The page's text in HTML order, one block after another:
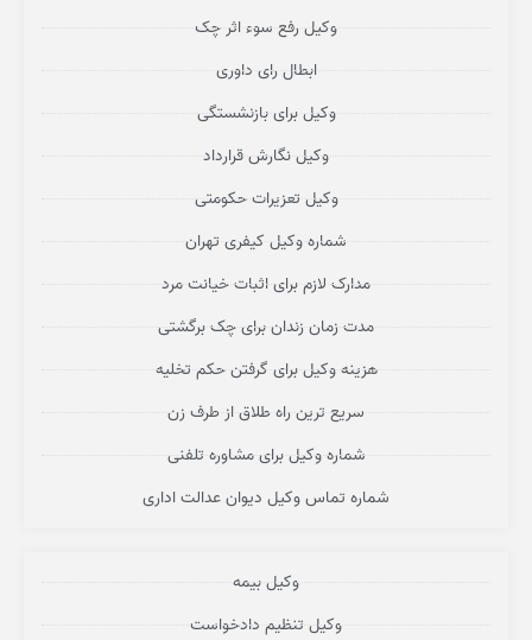
وکیل رفع سوء اثر چک
ابطال رای داوری
وکیل برای بازنشستگی
وکیل نگارش قرارداد
وکیل تعزیرات حکومتی
شماره وکیل کیفری تهران
مدارک لازم برای اثبات خیانت مرد
مدت زمان زندان برای چک برگشتی
هزینه وکیل برای گرفتن حکم تخلیه
سریع ترین راه طلاق از طرف زن
شماره وکیل برای مشاوره تلفنی
شماره تماس وکیل دیوان عدالت اداری
وکیل بیمه
وکیل تنظیم دادخواست